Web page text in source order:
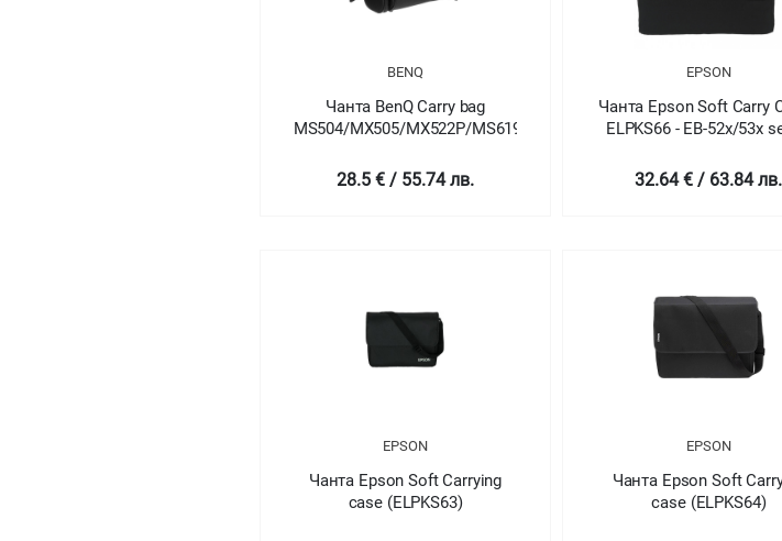
BENQ
Чанта BenQ Carry bag
MS504/MX505/MX522P/MS619ST/MW663/MW721/MW712
28.5 € / 55.74 лв.
EPSON
Чанта Epson Soft Carry
ELPKS66 - EB-52x/53x
32.64 € / 63.84 лв.
EPSON
Чанта Epson Soft Carrying
case (ELPKS63)
EPSON
Чанта Epson Soft
case (ELPKS64)